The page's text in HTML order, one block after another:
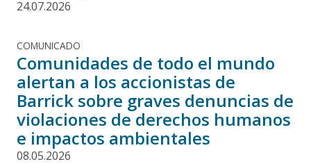
24.07.2026
COMUNICADO
Comunidades de todo el mundo
alertan a los accionistas de
Barrick sobre graves denuncias de
violaciones de derechos humanos
e impactos ambientales
08.05.2026